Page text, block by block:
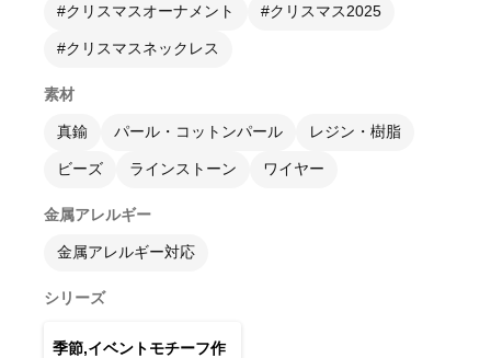
#クリスマスオーナメント #クリスマス2025
#クリスマスネックレス
素材
真鍮 パール・コットンパール レジン・樹脂
ビーズ ラインストーン ワイヤー
金属アレルギー
金属アレルギー対応
シリーズ
季節,イベントモチーフ作